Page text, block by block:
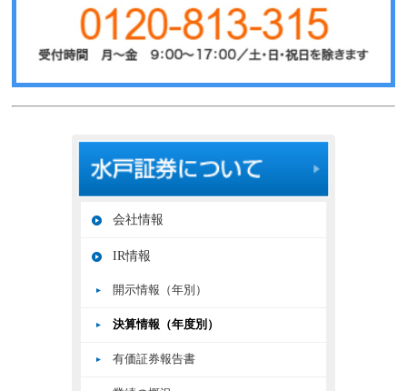
会社情報
IR情報
開示情報（年別）
決算情報（年度別）
有価証券報告書